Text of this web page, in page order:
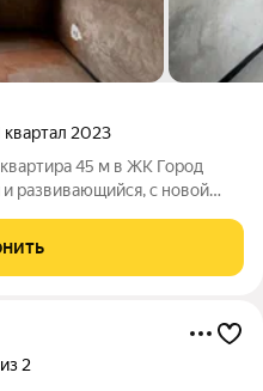
квартал 2023
45 м в ЖК Город
развивающийся, с новой
площадь: 45 м. Этаж: 3-й из
2